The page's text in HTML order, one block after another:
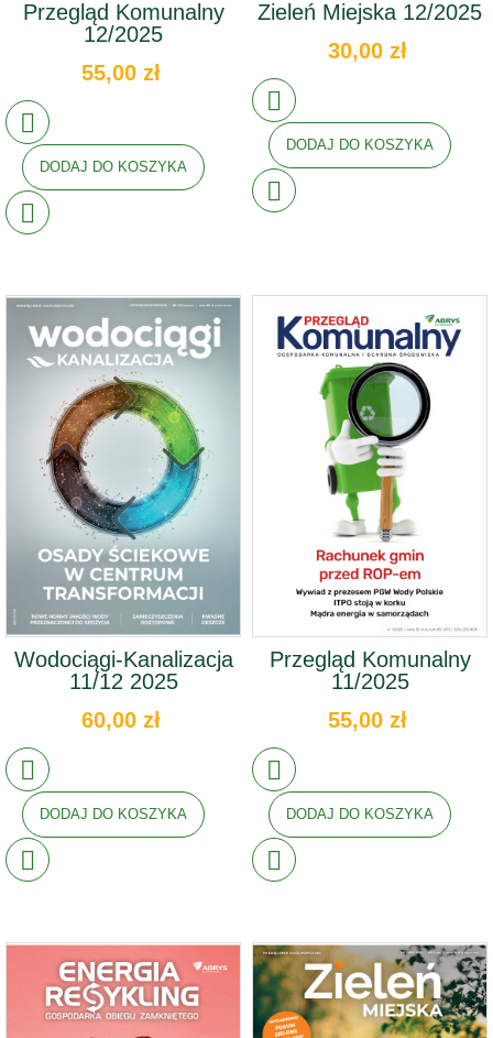
Przegląd Komunalny
12/2025
55,00 zł
DODAJ DO KOSZYKA
Zieleń Miejska 12/2025
30,00 zł
DODAJ DO KOSZYKA
Wodociągi-Kanalizacja
11/12 2025
60,00 zł
DODAJ DO KOSZYKA
Przegląd Komunalny
11/2025
55,00 zł
DODAJ DO KOSZYKA